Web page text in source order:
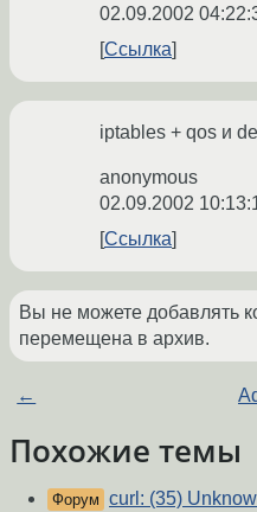
02.09.2002
Ссылка
iptables + qos и
anonymous
02.09.2002
Ссылка
Вы не можете добавлять
перемещена в архив.
←
Похожие темы
Форум curl: (35)